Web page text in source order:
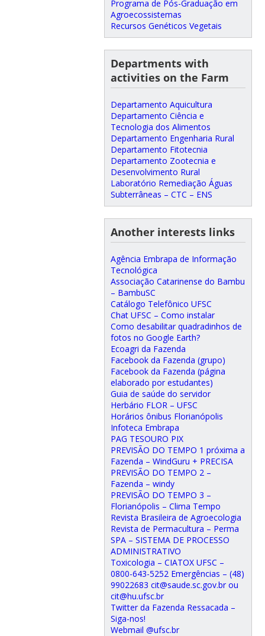
Programa de Pós-Graduação em
Agroecossistemas
Recursos Genéticos Vegetais
Departments with
activities on the Farm
Departamento Aquicultura
Departamento Ciência e
Tecnologia dos Alimentos
Departamento Engenharia Rural
Departamento Fitotecnia
Departamento Zootecnia e
Desenvolvimento Rural
Laboratório Remediação Águas
Subterrâneas – CTC – ENS
Another interests links
Agência Embrapa de Informação
Tecnológica
Associação Catarinense do Bambu
– BambuSC
Catálogo Telefônico UFSC
Chat UFSC – Como instalar
Como desabilitar quadradinhos de
fotos no Google Earth?
Ecoagri da Fazenda
Facebook da Fazenda (grupo)
Facebook da Fazenda (página
elaborado por estudantes)
Guia de saúde do servidor
Herbário FLOR – UFSC
Horários ônibus Florianópolis
Infoteca Embrapa
PAG TESOURO PIX
PREVISÃO DO TEMPO 1 próxima a
Fazenda – WindGuru + PRECISA
PREVISÃO DO TEMPO 2 –
Fazenda – windy
PREVISÃO DO TEMPO 3 –
Florianópolis – Clima Tempo
Revista Brasileira de Agroecologia
Revista de Permacultura – Perma
SPA – SISTEMA DE PROCESSO
ADMINISTRATIVO
Toxicologia – CIATOX UFSC –
0800-643-5252 Emergências – (48)
99022683 cit@saude.sc.gov.br ou
cit@hu.ufsc.br
Twitter da Fazenda Ressacada –
Siga-nos!
Webmail @ufsc.br